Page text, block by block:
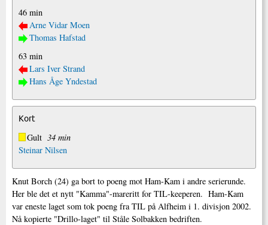
46 min
Arne Vidar Moen
Thomas Hafstad
63 min
Lars Iver Strand
Hans Åge Yndestad
Kort
Gult 34 min
Steinar Nilsen
Knut Borch (24) ga bort to poeng mot Ham-Kam i andre serierunde.
Her ble det et nytt "Kamma"-mareritt for TIL-keeperen. Ham-Kam
var eneste laget som tok poeng fra TIL på Alfheim i 1. divisjon 2002.
Nå kopierte "Drillo-laget" til Ståle Solbakken bedriften.